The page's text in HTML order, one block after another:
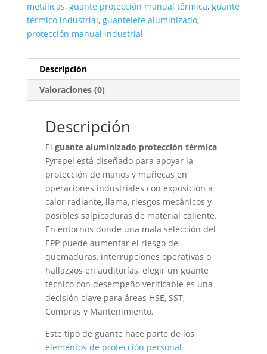
metálicas, guante protección manual térmica, guante
térmico industrial, guantelete aluminizado,
protección manual industrial
Descripción
Valoraciones (0)
Descripción
El guante aluminizado protección térmica
Fyrepel está diseñado para apoyar la
protección de manos y muñecas en
operaciones industriales con exposición a
calor radiante, llama, riesgos mecánicos y
posibles salpicaduras de material caliente.
En entornos donde una mala selección del
EPP puede aumentar el riesgo de
quemaduras, interrupciones operativas o
hallazgos en auditorías, elegir un guante
técnico con desempeño verificable es una
decisión clave para áreas HSE, SST,
Compras y Mantenimiento.
Este tipo de guante hace parte de los
elementos de protección personal